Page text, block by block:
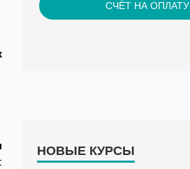
СЧЁТ НА ОПЛАТУ
НОВЫЕ КУРСЫ